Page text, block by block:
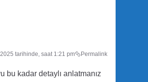
2025 tarihinde, saat 1:21 pm Permalink
bu kadar detaylı anlatmanız